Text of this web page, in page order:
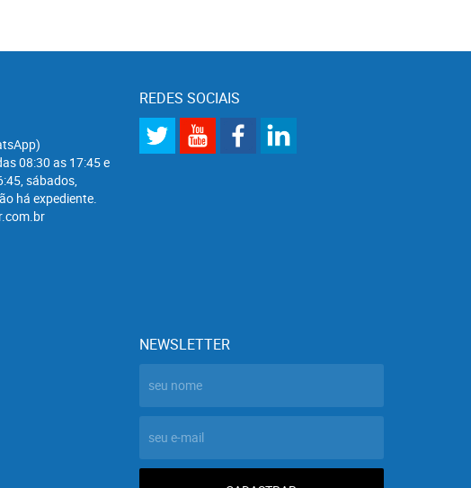
08:30 as 17:45 e
sábados,
há expediente.
REDES SOCIAIS
NEWSLETTER